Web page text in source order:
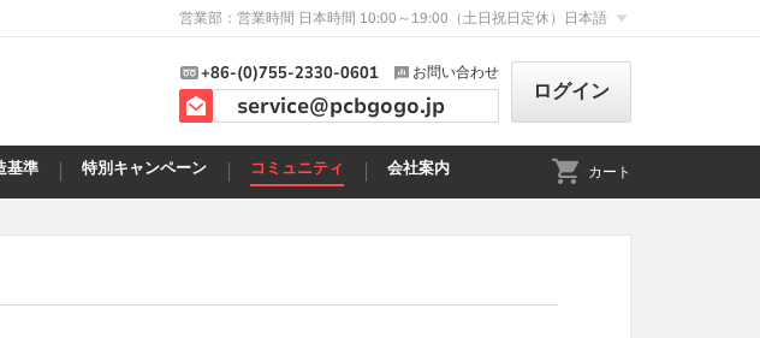
営業部：営業時間 日本時間 10:00～19:00（土日祝日定休） 日本語
+86-(0)755-2330-0601 お問い合わせ
service@pcbgogo.jp ログイン
基準 特別キャンペーン コミュニティ 会社案内 カート